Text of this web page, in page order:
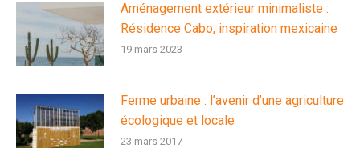
Aménagement extérieur minimaliste :
Résidence Cabo, inspiration mexicaine
19 mars 2023
Ferme urbaine : l’avenir d’une agriculture
écologique et locale
23 mars 2017